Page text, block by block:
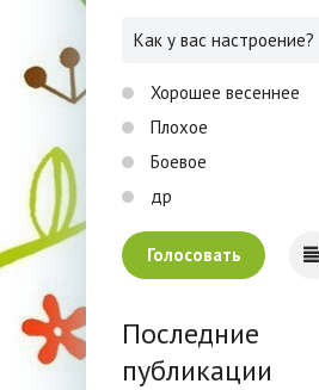
Как у вас настроение?
Хорошее весеннее
Плохое
Боевое
др
Голосовать
Последние
публикации